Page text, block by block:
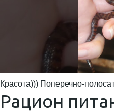
Красота))) Поперечно-
Рацион